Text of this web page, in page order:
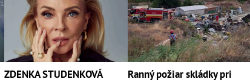
ZDENKA STUDENKOVÁ
Ranný požiar skládky pri